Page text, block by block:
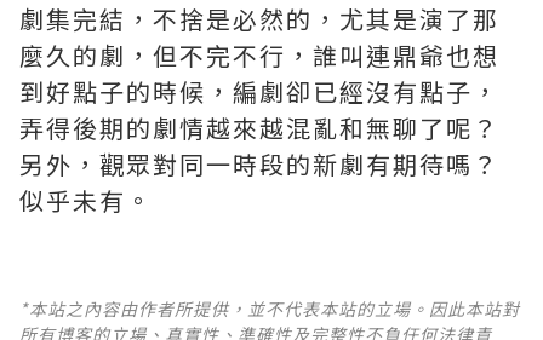
劇集完結，不捨是必然的，尤其是演了那
麼久的劇，但不完不行，誰叫連鼎爺也想
到好點子的時候，編劇卻已經沒有點子，
弄得後期的劇情越來越混亂和無聊了呢？ ​​​
另外，觀眾對同一時段的新劇有期待嗎？
似乎未有。
*本站之內容由作者所提供，並不代表本站的立場。因此本站對
所有博客的立場、真實性、準確性及完整性不負任何法律責